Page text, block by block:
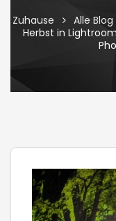
Zuhause Alle
Herbst in